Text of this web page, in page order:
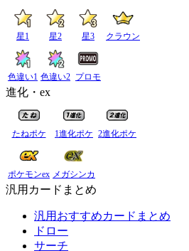
星1 星2 星3 クラウン
色違い1 色違い2 プロモ
進化・ex
たねポケ 1進化ポケ 2進化ポケ
ポケモンex メガシンカ
汎用カードまとめ
汎用おすすめカードまとめ
ドロー
サーチ